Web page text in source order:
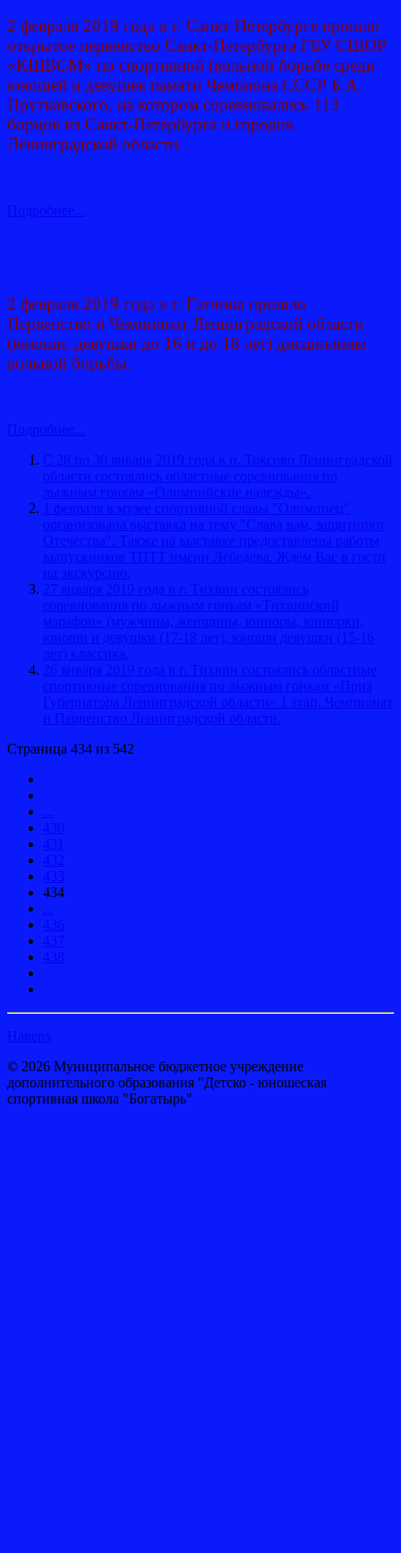
2 февраля 2019 года в г. Санкт-Петербурге прошло
открытое первенство Санкт-Петербурга ГБУ СШОР
«КШВСМ» по спортивной (вольной борьбе среди
юношей и девушек памяти Чемпиона СССР Б.А.
Прутковского, на котором соревновались 113
борцов из Санкт-Петербурга и городов
Ленинградской области.
Подробнее...
2 февраля 2019 года в г. Гатчина прошло
Первенство и Чемпионат Ленинградской области
(юноши, девушки до 16 и до 18 лет) дисциплины
вольной борьбы.
Подробнее...
С 28 по 30 января 2019 года в п. Токсово Ленинградской
области состоялись областные соревнования по
лыжным гонкам «Олимпийские надежды».
1 февраля в музее спортивной славы "Олимпиец"
организована выставка на тему "Слава вам, защитники
Отечества". Также на выставке предоставлены работы
выпускников ТПТТ имени Лебедева. Ждём Вас в гости
на экскурсию.
27 января 2019 года в г. Тихвин состоялись
соревнования по лыжным гонкам «Тихвинский
марафон» (мужчины, женщины, юниоры, юниорки,
юноши и девушки (17-18 лет), юноши девушки (15-16
лет) классика.
26 января 2019 года в г. Тихвин состоялись областные
спортивные соревнования по лыжным гонкам «Приз
Губернатора Ленинградской области» 1 этап, Чемпионат
и Первенство Ленинградской области.
Страница 434 из 542
430
431
432
433
434
436
437
438
Наверх
© 2026 Муниципальное бюджетное учреждение
дополнительного образования "Детско - юношеская
спортивная школа "Богатырь"